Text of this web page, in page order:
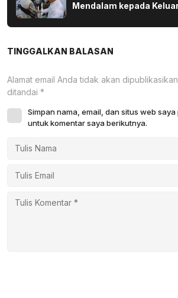
Mendalam kepada
TINGGALKAN BALASAN
Alamat email Anda tidak akan
ditandai *
Simpan nama, email, dan situs web
untuk komentar saya berikutnya.